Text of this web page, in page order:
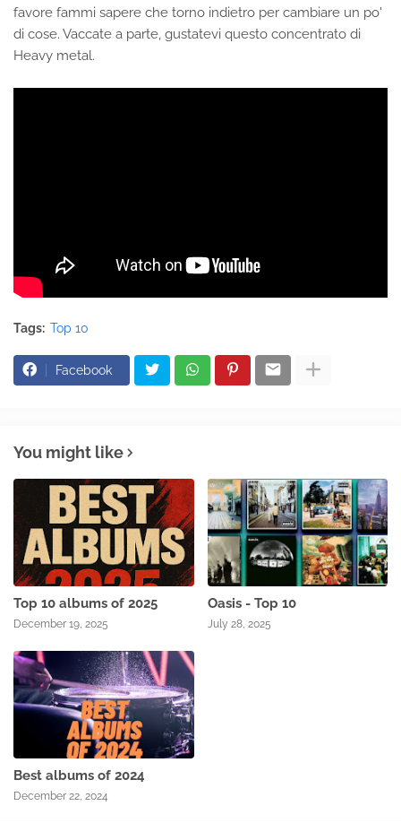
favore fammi sapere che torno indietro per cambiare un po'
di cose. Vaccate a parte, gustatevi questo concentrato di
Heavy metal.
Tags: Top 10
Facebook
You might like
Top 10 albums of 2025
December 19, 2025
Oasis - Top 10
July 28, 2025
Best albums of 2024
December 22, 2024